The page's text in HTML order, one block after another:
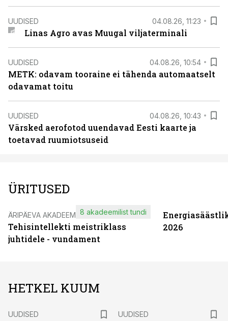
UUDISED 04.08.26, 11:23
Linas Agro avas Muugal viljaterminali
UUDISED 04.08.26, 10:54
METK: odavam tooraine ei tähenda automaatselt
odavamat toitu
UUDISED 04.08.26, 10:43
Värsked aerofotod uuendavad Eesti kaarte ja
toetavad ruumiotsuseid
ÜRITUSED
ÄRIPÄEVA AKADEEMIA
Tehisintellekti meistriklass
juhtidele - vundament
8 akadeemilist tundi
2026
HETKEL KUUM
UUDISED
UUDISED